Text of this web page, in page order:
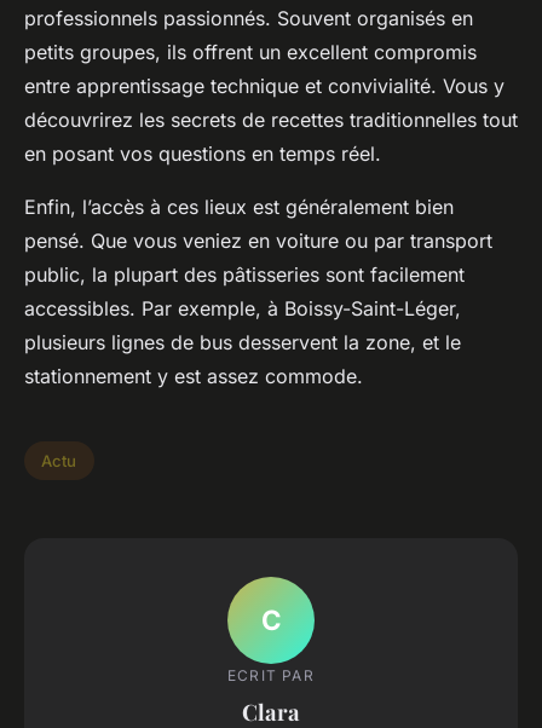
professionnels passionnés. Souvent organisés en
petits groupes, ils offrent un excellent compromis
entre apprentissage technique et convivialité. Vous y
découvrirez les secrets de recettes traditionnelles tout
en posant vos questions en temps réel.
Enfin, l’accès à ces lieux est généralement bien
pensé. Que vous veniez en voiture ou par transport
public, la plupart des pâtisseries sont facilement
accessibles. Par exemple, à Boissy-Saint-Léger,
plusieurs lignes de bus desservent la zone, et le
stationnement y est assez commode.
Actu
C
ECRIT PAR
Clara